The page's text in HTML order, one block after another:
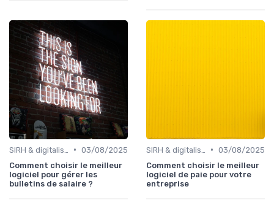
• 03/08/2025
Comment choisir le meilleur
logiciel pour gérer les
bulletins de salaire ?
• 03/08/2025
Comment choisir le meilleur
logiciel de paie pour votre
entreprise